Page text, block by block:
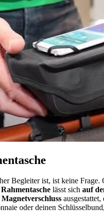
Begleiter ist, ist keine
lässt sich auf
Magnetverschluss
oder deinen